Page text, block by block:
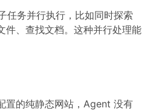
任务并行执行，比如同时探索
件、查找文档。这种并行处理能
置的纯静态网站，Agent 没有